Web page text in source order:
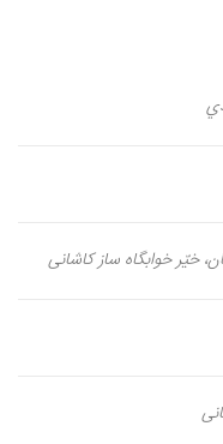
خیّر خوابگاه ساز کاشانی